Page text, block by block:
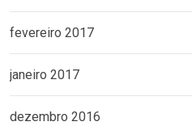
fevereiro 2017
janeiro 2017
dezembro 2016